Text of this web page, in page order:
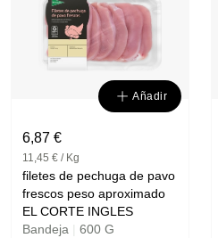
Añadir
6,87 €
11,45 € / Kg
filetes de pechuga de pavo
frescos peso aproximado
EL CORTE INGLES
Bandeja
600 G